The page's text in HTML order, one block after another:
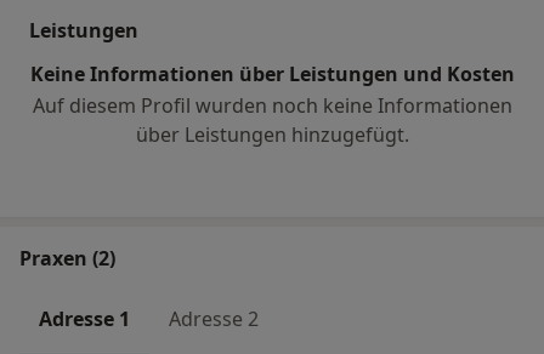
Leistungen
Keine Informationen über Leistungen und Kosten
Auf diesem Profil wurden noch keine Informationen
über Leistungen hinzugefügt.
Praxen (2)
Adresse 1 Adresse 2